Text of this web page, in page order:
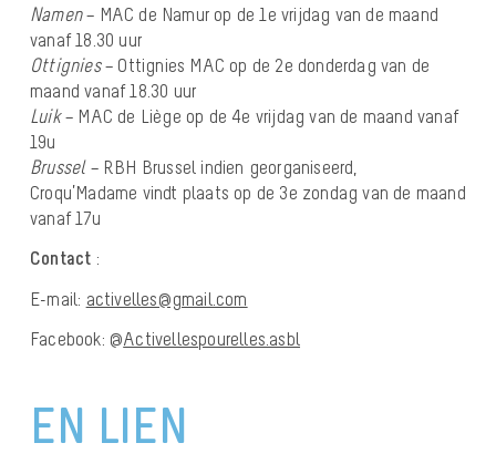
Namen– MAC de Namur op de 1e vrijdag van de maand
vanaf 18.30 uur
Ottignies– Ottignies MAC op de 2e donderdag van de
maand vanaf 18.30 uur
Luik– MAC de Liège op de 4e vrijdag van de maand vanaf
19u
Brussel– RBH Brussel indien georganiseerd,
Croqu’Madame vindt plaats op de 3e zondag van de maand
vanaf 17u
Contact :
E-mail: activelles@gmail.com
Facebook: @Activellespourelles.asbl
EN LIEN